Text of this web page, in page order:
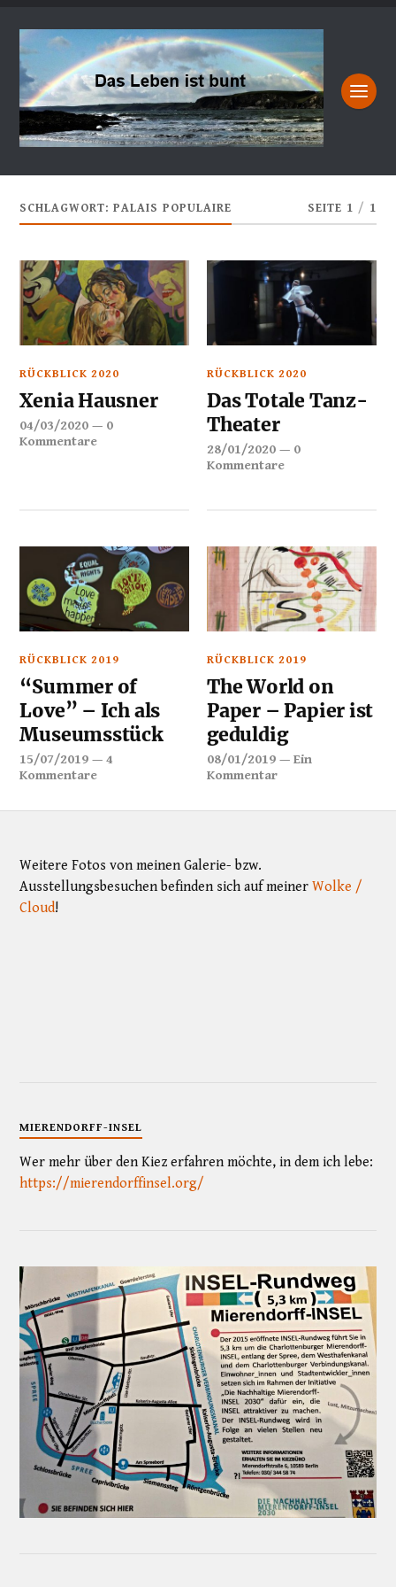
SCHLAGWORT:PALAIS POPULAIRE SEITE 1 / 1
RÜCKBLICK 2020
Xenia Hausner
04/03/2020 — 0
Kommentare
RÜCKBLICK 2020
Das Totale Tanz-
Theater
28/01/2020 — 0
Kommentare
RÜCKBLICK 2019
“Summer of
Love” – Ich als
Museumsstück
15/07/2019 —4
Kommentare
RÜCKBLICK 2019
The World on
Paper – Papier ist
geduldig
08/01/2019 —Ein
Kommentar
Weitere Fotos von meinen Galerie- bzw.
Ausstellungsbesuchen befinden sich auf meinerWolke /
Cloud!
MIERENDORFF-INSEL
Wer mehr über den Kiez erfahren möchte, in dem ich lebe:
https://mierendorffinsel.org/